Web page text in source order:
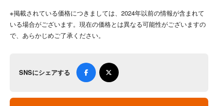
※掲載されている価格につきましては、2024年以前の情報が含まれて
いる場合がございます。現在の価格とは異なる可能性がございますの
で、あらかじめご了承ください。
SNSにシェアする